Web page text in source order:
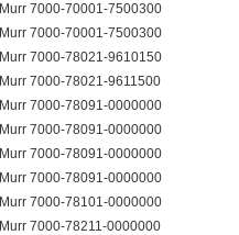
Murr 7000-70001-7500300
Murr 7000-70001-7500300
Murr 7000-78021-9610150
Murr 7000-78021-9611500
Murr 7000-78091-0000000
Murr 7000-78091-0000000
Murr 7000-78091-0000000
Murr 7000-78091-0000000
Murr 7000-78101-0000000
Murr 7000-78211-0000000